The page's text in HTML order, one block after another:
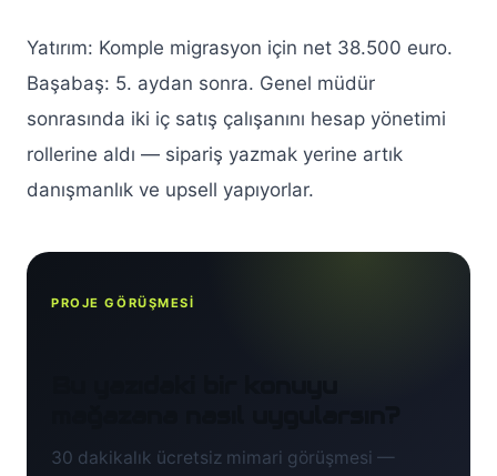
Yatırım: Komple migrasyon için net 38.500 euro.
Başabaş: 5. aydan sonra. Genel müdür
sonrasında iki iç satış çalışanını hesap yönetimi
rollerine aldı — sipariş yazmak yerine artık
danışmanlık ve upsell yapıyorlar.
PROJE GÖRÜŞMESİ
30 dakikalık ücretsiz mimari görüşmesi —